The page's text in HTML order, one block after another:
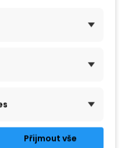
Přijmout vše